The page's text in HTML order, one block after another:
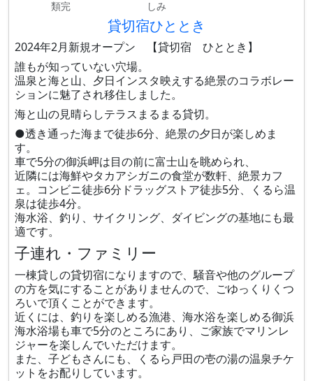
類完
しみ
貸切宿ひととき
2024年2月新規オープン 【貸切宿 ひととき】
誰もが知っていない穴場。
温泉と海と山、夕日インスタ映えする絶景のコラボレー
ションに魅了され移住しました。
海と山の見晴らしテラスまるまる貸切。
●透き通った海まで徒歩6分、絶景の夕日が楽しめま
す。
車で5分の御浜岬は目の前に富士山を眺められ、
近隣には海鮮やタカアシガニの食堂が数軒、絶景カフ
ェ。コンビニ徒歩6分ドラッグストア徒歩5分、くるら温
泉は徒歩4分。
海水浴、釣り、サイクリング、ダイビングの基地にも最
適です。
子連れ・ファミリー
一棟貸しの貸切宿になりますので、騒音や他のグループ
の方を気にすることがありませんので、ごゆっくりくつ
ろいで頂くことができます。
近くには、釣りを楽しめる漁港、海水浴を楽しめる御浜
海水浴場も車で5分のところにあり、ご家族でマリンレ
ジャーを楽しんでいただけます。
また、子どもさんにも、くるら戸田の壱の湯の温泉チケ
ットをお配りしています。